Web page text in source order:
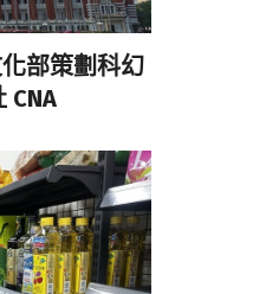
部策劃科幻
CNA